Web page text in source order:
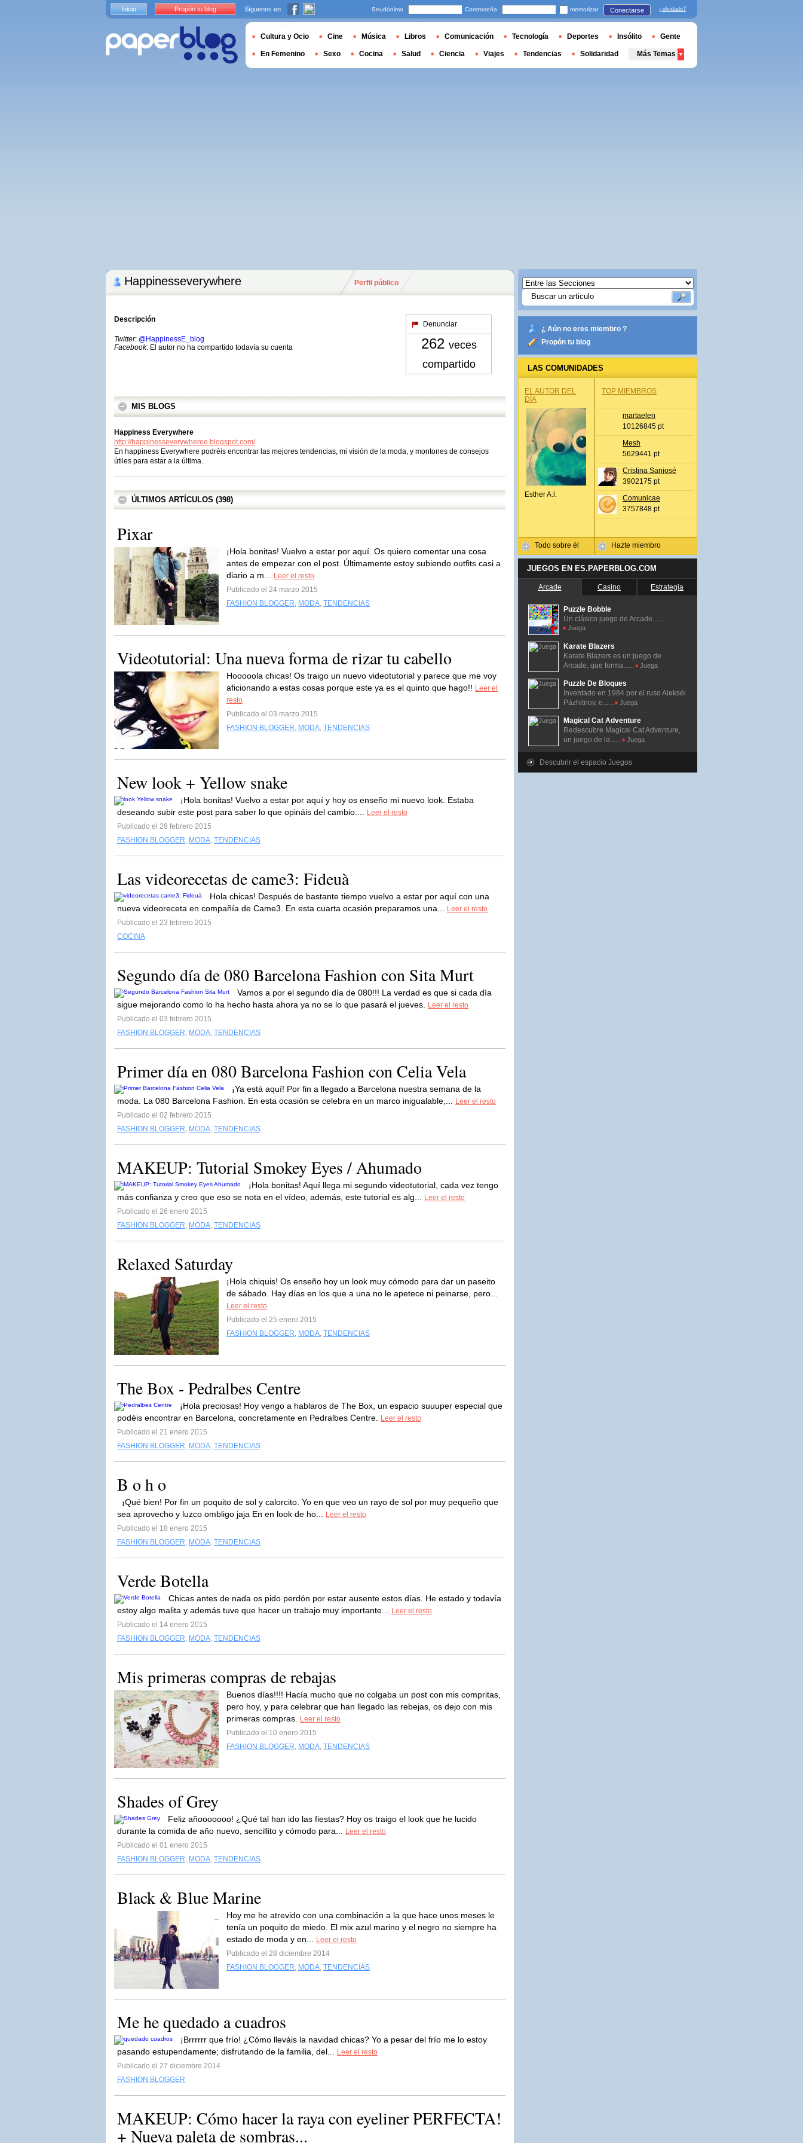
Happinesseverywhere Perfil público
Descripción
Twitter: @HappinessE_blog
Facebook: El autor no ha compartido todavía su cuenta
Denunciar
262 veces
compartido
MIS BLOGS
Happiness Everywhere
http://happinesseverywheree.blogspot.com/
En happiness Everywhere podréis encontrar las mejores tendencias, mi visión de la moda, y montones de consejos
útiles para estar a la última.
ÚLTIMOS ARTÍCULOS (398)
Pixar
¡Hola bonitas! Vuelvo a estar por aquí. Os quiero comentar una cosa
antes de empezar con el post. Últimamente estoy subiendo outfits casi a
diario a m...
Leer el resto
Publicado el 24 marzo 2015
FASHION BLOGGER, MODA, TENDENCIAS
Videotutorial: Una nueva forma de rizar tu cabello
Hooooola chicas! Os traigo un nuevo videotutorial y parece que me voy
aficionando a estas cosas porque este ya es el quinto que hago!! Leer el
resto
Publicado el 03 marzo 2015
FASHION BLOGGER, MODA, TENDENCIAS
New look + Yellow snake
¡Hola bonitas! Vuelvo a estar por aquí y hoy os enseño mi nuevo look. Estaba
deseando subir este post para saber lo que opináis del cambio....
Leer el resto
Publicado el 28 febrero 2015
FASHION BLOGGER, MODA, TENDENCIAS
Las videorecetas de came3: Fideuà
Hola chicas! Después de bastante tiempo vuelvo a estar por aquí con una
nueva videoreceta en compañía de Came3. En esta cuarta ocasión preparamos una...
Leer el resto
Publicado el 23 febrero 2015
COCINA
Segundo día de 080 Barcelona Fashion con Sita Murt
Vamos a por el segundo día de 080!!! La verdad es que si cada día
sigue mejorando como lo ha hecho hasta ahora ya no se lo que pasará el jueves.
Leer el resto
Publicado el 03 febrero 2015
FASHION BLOGGER, MODA, TENDENCIAS
Primer día en 080 Barcelona Fashion con Celia Vela
¡Ya está aquí! Por fin a llegado a Barcelona nuestra semana de la
moda. La 080 Barcelona Fashion. En esta ocasión se celebra en un marco inigualable,...
Leer el resto
Publicado el 02 febrero 2015
FASHION BLOGGER, MODA, TENDENCIAS
MAKEUP: Tutorial Smokey Eyes / Ahumado
¡Hola bonitas! Aquí llega mi segundo videotutorial, cada vez tengo
más confianza y creo que eso se nota en el vídeo, además, este tutorial es alg...
Leer el resto
Publicado el 26 enero 2015
FASHION BLOGGER, MODA, TENDENCIAS
Relaxed Saturday
¡Hola chiquis! Os enseño hoy un look muy cómodo para dar un paseito
de sábado. Hay días en los que a una no le apetece ni peinarse, pero...
Leer el resto
Publicado el 25 enero 2015
FASHION BLOGGER, MODA, TENDENCIAS
The Box - Pedralbes Centre
¡Hola preciosas! Hoy vengo a hablaros de The Box, un espacio suuuper especial que
podéis encontrar en Barcelona, concretamente en Pedralbes Centre.
Leer el resto
Publicado el 21 enero 2015
FASHION BLOGGER, MODA, TENDENCIAS
B o h o
¡Qué bien! Por fin un poquito de sol y calorcito. Yo en que veo un rayo de sol por muy pequeño que
sea aprovecho y luzco ombligo jaja En en look de ho...
Leer el resto
Publicado el 18 enero 2015
FASHION BLOGGER, MODA, TENDENCIAS
Verde Botella
Chicas antes de nada os pido perdón por estar ausente estos días. He estado y todavía
estoy algo malita y además tuve que hacer un trabajo muy importante...
Leer el resto
Publicado el 14 enero 2015
FASHION BLOGGER, MODA, TENDENCIAS
Mis primeras compras de rebajas
Buenos días!!!! Hacía mucho que no colgaba un post con mis compritas,
pero hoy, y para celebrar que han llegado las rebejas, os dejo con mis
primeras compras.
Leer el resto
Publicado el 10 enero 2015
FASHION BLOGGER, MODA, TENDENCIAS
Shades of Grey
Feliz añooooooo! ¿Qué tal han ido las fiestas? Hoy os traigo el look que he lucido
durante la comida de año nuevo, sencillito y cómodo para...
Leer el resto
Publicado el 01 enero 2015
FASHION BLOGGER, MODA, TENDENCIAS
Black & Blue Marine
Hoy me he atrevido con una combinación a la que hace unos meses le
tenía un poquito de miedo. El mix azul marino y el negro no siempre ha
estado de moda y en...
Leer el resto
Publicado el 28 diciembre 2014
FASHION BLOGGER, MODA, TENDENCIAS
Me he quedado a cuadros
¡Brrrrrr que frío! ¿Cómo lleváis la navidad chicas? Yo a pesar del frío me lo estoy
pasando estupendamente; disfrutando de la familia, del...
Leer el resto
Publicado el 27 diciembre 2014
FASHION BLOGGER
MAKEUP: Cómo hacer la raya con eyeliner PERFECTA!
+ Nueva paleta de sombras...
¿ Aún no eres miembro ?
Propón tu blog
LAS COMUNIDADES
EL AUTOR DEL
DÍA
Esther A.l.
Todo sobre él
TOP MIEMBROS
martaelen
10126845 pt
Mesh
5629441 pt
Cristina Sanjosé
3902175 pt
Comunicae
3757848 pt
Hazte miembro
JUEGOS EN ES.PAPERBLOG.COM
Arcade Casino Estrategia
Puzzle Bobble
Un clásico juego de Arcade. ......
Juega
Karate Blazers
Karate Blazers es un juego de
Arcade, que forma......
Juega
Puzzle De Bloques
Inventado en 1984 por el ruso Alekséi
Pázhitnov, e......
Juega
Magical Cat Adventure
Redescubre Magical Cat Adventure,
un juego de la......
Juega
Descubrir el espacio Juegos
Inicio Propón tu blog Síguenos en Seudónimo Contraseña memorizar Conectarse ¿olvidado?
Cultura y Ocio Cine Música Libros Comunicación Tecnología Deportes Insólito Gente
En Femenino Sexo Cocina Salud Ciencia Viajes Tendencias Solidaridad Más Temas